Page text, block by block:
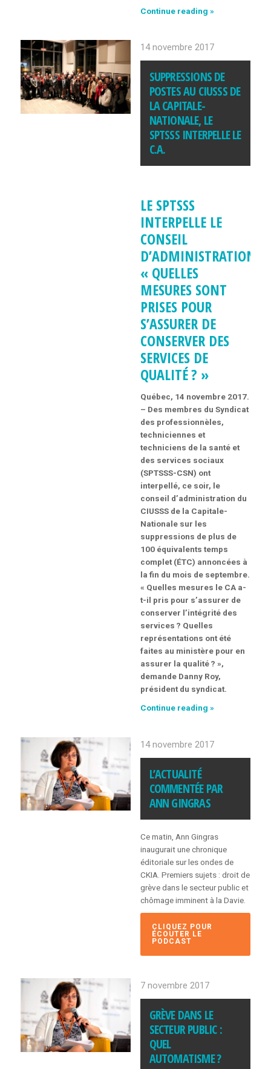
Continue reading »
est
minuit
moins
une
14 novembre 2017
SUPPRESSIONS DE
POSTES AU CIUSSS DE
LA CAPITALE-
NATIONALE, LE
SPTSSS INTERPELLE LE
C.A.
LE SPTSSS
INTERPELLE LE
CONSEIL
D’ADMINISTRATION :
« QUELLES
MESURES SONT
PRISES POUR
S’ASSURER DE
CONSERVER DES
SERVICES DE
QUALITÉ ? »
Québec, 14 novembre 2017.
– Des membres du Syndicat
des professionnèles,
techniciennes et
techniciens de la santé et
des services sociaux
(SPTSSS-CSN) ont
interpellé, ce soir, le
conseil d’administration du
CIUSSS de la Capitale-
Nationale sur les
suppressions de plus de
100 équivalents temps
complet (ÉTC) annoncées à
la fin du mois de septembre.
« Quelles mesures le CA a-
t-il pris pour s’assurer de
conserver l’intégrité des
services ? Quelles
représentations ont été
faites au ministère pour en
assurer la qualité ? »,
demande Danny Roy,
président du syndicat.
Continue reading »
au
CIUSSS
la
le
SPTSSS
interpelle
le
c.a.
14 novembre 2017
L’ACTUALITÉ
COMMENTÉE PAR
ANN GINGRAS
Ce matin, Ann Gingras
inaugurait une chronique
éditoriale sur les ondes de
CKIA. Premiers sujets : droit de
grève dans le secteur public et
chômage imminent à la Davie.
CLIQUEZ POUR
ÉCOUTER LE
PODCAST
7 novembre 2017
GRÈVE DANS LE
SECTEUR PUBLIC :
QUEL
AUTOMATISME ?